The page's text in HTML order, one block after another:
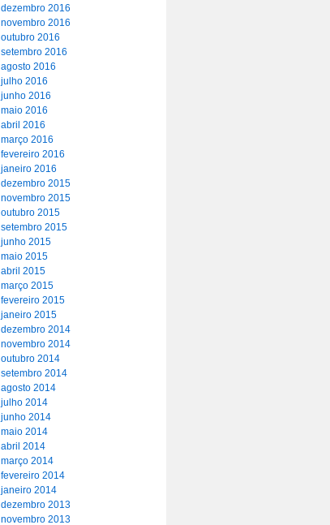
dezembro 2016
novembro 2016
outubro 2016
setembro 2016
agosto 2016
julho 2016
junho 2016
maio 2016
abril 2016
março 2016
fevereiro 2016
janeiro 2016
dezembro 2015
novembro 2015
outubro 2015
setembro 2015
junho 2015
maio 2015
abril 2015
março 2015
fevereiro 2015
janeiro 2015
dezembro 2014
novembro 2014
outubro 2014
setembro 2014
agosto 2014
julho 2014
junho 2014
maio 2014
abril 2014
março 2014
fevereiro 2014
janeiro 2014
dezembro 2013
novembro 2013